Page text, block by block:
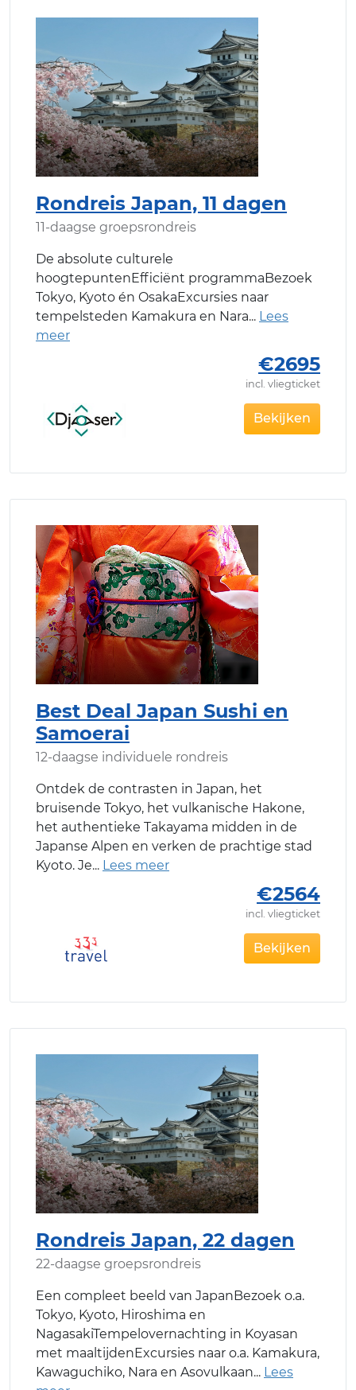
Rondreis Japan, 11 dagen
11-daagse groepsrondreis
De absolute culturele
hoogtepuntenEfficiënt programmaBezoek
Tokyo, Kyoto én OsakaExcursies naar
tempelsteden Kamakura en Nara
€2695
incl. vliegticket
Bekijken
Best Deal Japan Sushi en
Samoerai
12-daagse individuele rondreis
Ontdek de contrasten in Japan, het
bruisende Tokyo, het vulkanische Hakone,
het authentieke Takayama midden in de
Japanse Alpen en verken de prachtige stad
Kyoto. Je
€2564
incl. vliegticket
Bekijken
Rondreis Japan, 22 dagen
22-daagse groepsrondreis
Een compleet beeld van JapanBezoek o.a.
Tokyo, Kyoto, Hiroshima en
NagasakiTempelovernachting in Koyasan
met maaltijdenExcursies naar o.a. Kamakura,
Kawaguchiko, Nara en Asovulkaan